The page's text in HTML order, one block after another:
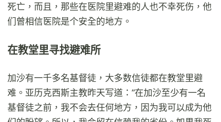
死亡，而且，那些在医院里避难的人也不幸死伤，他
们曾相信医院是个安全的地方。
在教堂里寻找避难所
加沙有一千多名基督徒，大多数信徒都在教堂里避
难。亚历克西斯主教昨天写道：”在加沙至少有一名
基督徒之前，我不会去任何地方，因为我可以成为他